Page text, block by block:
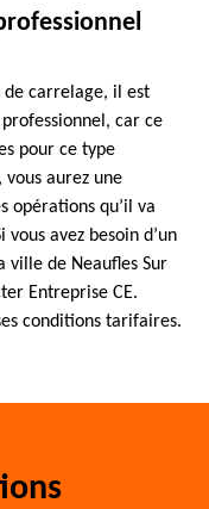
de carrelage, il est
car ce
pour ce type
aurez une
opérations qu’il va
avez besoin d’un
ville de Neaufles Sur
Entreprise CE.
conditions tarifaires.